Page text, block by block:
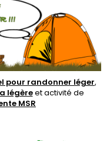
pour randonner léger,
légèreet activité de
MSR